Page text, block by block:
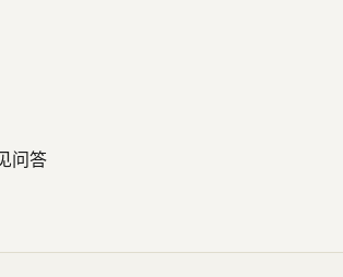
问答